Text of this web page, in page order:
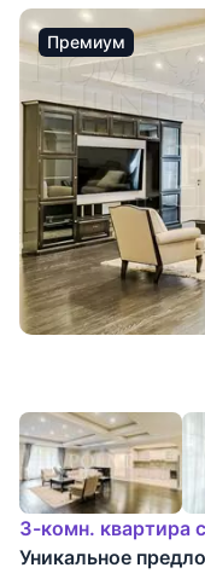
Премиум
3-комн. квартира
Уникальное